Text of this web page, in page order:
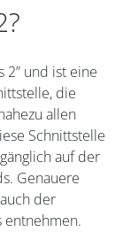
2” und ist eine
die
allen
Schnittstelle
auf der
Genauere
der
entnehmen.